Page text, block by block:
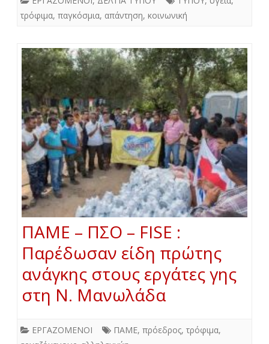
τρόφιμα, παγκόσμια, απάντηση, κοινωνική
ΠΑΜΕ – ΠΣΟ – FISE :
Παρέδωσαν είδη πρώτης
ανάγκης στους εργάτες γης
στη Ν. Μανωλάδα
ΕΡΓΑΖΟΜΕΝΟΙ ΠΑΜΕ, πρόεδρος, τρόφιμα,